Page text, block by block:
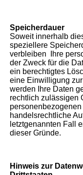
Speicherdauer
Soweit innerhalb
speziellere
verbleiben Ihre
der Zweck für die
ein berechtigtes
eine Einwilligung
werden Ihre Daten
rechtlich zulässigen
handelsrechtliche
letztgenannten Fall
dieser Gründe.
Hinweis zur